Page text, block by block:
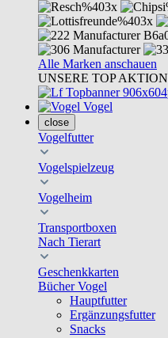
Alle Marken anschauen
UNSERE TOP AKTION
Vogel
close
Vogelfutter
Vogelspielzeug
Vogelheim
Transportboxen
Nach Tierart
Geschenkkarten
Bücher Vogel
Hauptfutter
Ergänzungsfutter
Snacks